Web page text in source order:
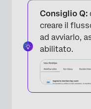
Consiglio Q:
creare il
ad avviarlo,
abilitato.